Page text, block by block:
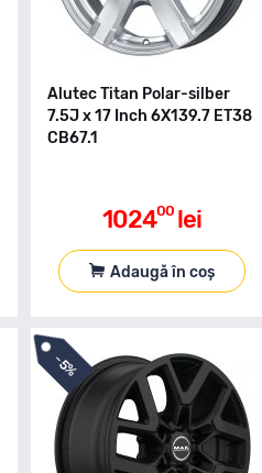
Alutec Titan Polar-silber
7.5J x 17 Inch 6X139.7 ET38
CB67.1
102400 lei
Adaugă în coș
-
5%